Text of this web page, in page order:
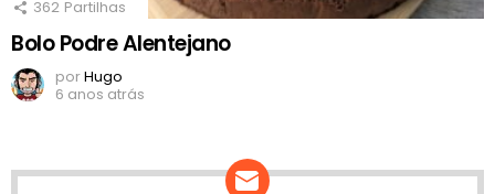
362 Partilhas
Bolo Podre Alentejano
porHugo
6 anos atrás